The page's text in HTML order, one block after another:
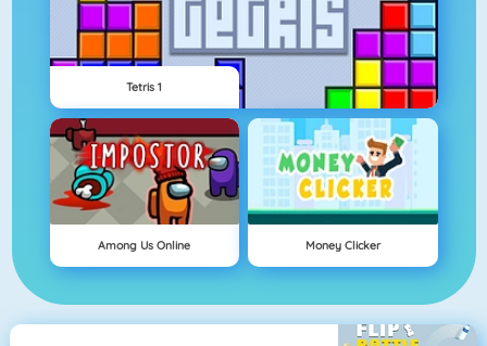
Tetris 1
Among Us Online Money Clicker